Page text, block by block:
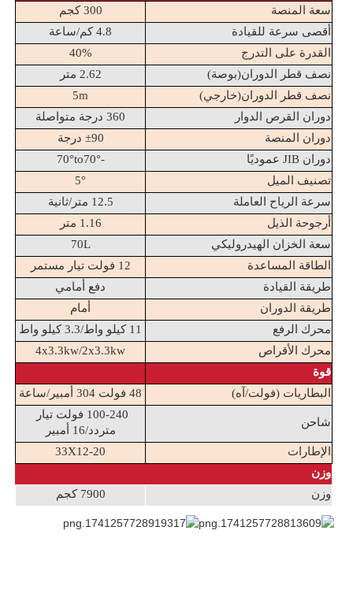
سعة المنصة
300 كجم
أقصى سرعة للقيادة
4.8 كم/ساعة
القدرة على التدرج
40%
نصف قطر الدوران(بوصة)
2.62 متر
نصف قطر الدوران(خارجي)
5m
دوران القرص الدوار
360 درجة متواصلة
دوران المنصة
±90 درجة
دوران JIB عموديًا
-70°to70°
تصنيف الميل
5°
سرعة الرياح العاملة
12.5 متر/ثانية
أرجوحة الذيل
1.16 متر
سعة الخزان الهيدروليكي
70L
الطاقة المساعدة
12 فولت تيار مستمر
طريقة القيادة
دفع أمامي
طريقة الدوران
أمام
محرك الرفع
11 كيلو واط/3.3 كيلو واط
محرك الأقراص
4x3.3kw/2x3.3kw
قوة
البطاريات (فولت/آه)
48 فولت 304 أمبير/ساعة
شاحن
100-240 فولت تيار
متردد/16 أمبير
الإطارات
33X12-20
وزن
وزن
7900 كجم